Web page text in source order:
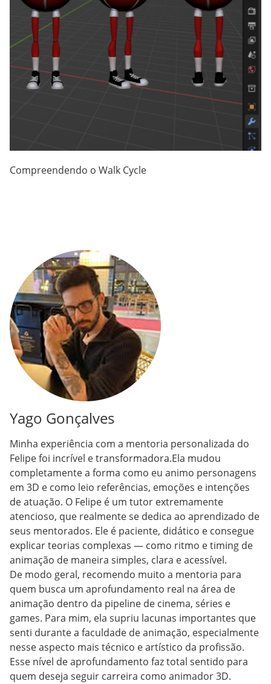
Compreendendo o Walk Cycle
Yago Gonçalves
Minha experiência com a mentoria personalizada do
Felipe foi incrível e transformadora.Ela mudou
completamente a forma como eu animo personagens
em 3D e como leio referências, emoções e intenções
de atuação. O Felipe é um tutor extremamente
atencioso, que realmente se dedica ao aprendizado de
seus mentorados. Ele é paciente, didático e consegue
explicar teorias complexas — como ritmo e timing de
animação de maneira simples, clara e acessível.
De modo geral, recomendo muito a mentoria para
quem busca um aprofundamento real na área de
animação dentro da pipeline de cinema, séries e
games. Para mim, ela supriu lacunas importantes que
senti durante a faculdade de animação, especialmente
nesse aspecto mais técnico e artístico da profissão.
Esse nível de aprofundamento faz total sentido para
quem deseja seguir carreira como animador 3D.